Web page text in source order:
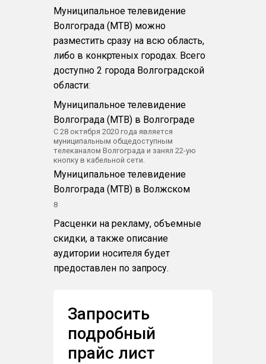
Муниципальное телевидение
Волгограда (МТВ) можно
разместить сразу на всю область,
либо в конкртеных городах. Всего
доступно 2 города Волгоградской
области:
Муниципальное телевидение
Волгограда (МТВ) в Волгограде
С 28 октября 2020 года является
муниципальным общедоступным
телеканалом Волгограда и занял 22-ую
кнопку в кабельной сети.
Муниципальное телевидение
Волгограда (МТВ) в Волжском
8
Расценки на рекламу, объемные
скидки, а также описание
аудитории носителя будет
предоставлен по запросу.
Запросить
подробный
прайс лист